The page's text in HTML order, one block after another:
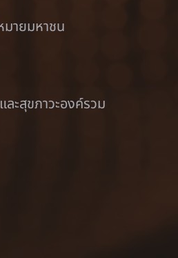
ายมหาชน
ะสุขภาวะองค์รวม